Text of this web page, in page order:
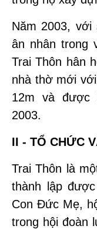
Năm 2003,
ân nhân trong
Trai Thôn hân
nhà thờ mới
12m và được
2003.
II - TỔ CHỨC
Trai Thôn là
thành lập
Con Đức Mẹ,
trong hội đoàn